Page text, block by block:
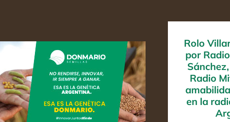
Rolo
por
Sánchez,
Radio
en la